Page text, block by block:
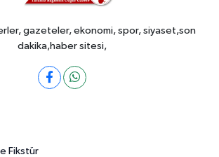
gazeteler, ekonomi, spor, siyaset,son
dakika,haber sitesi,
Fikstür